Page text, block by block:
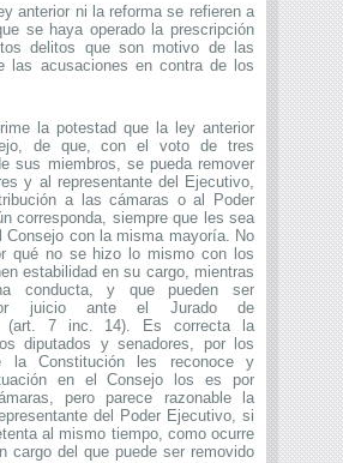
ni la reforma se refieren a
se haya operado la prescripción
delitos que son motivo de las
las acusaciones en contra de los
potestad que la ley anterior
de que, con el voto de tres
sus miembros, se pueda remover
y al representante del Ejecutivo,
a las cámaras o al Poder
corresponda, siempre que les sea
Consejo con la misma mayoría. No
qué no se hizo lo mismo con los
estabilidad en su cargo, mientras
conducta, y que pueden ser
juicio ante el Jurado de
(art. 7 inc. 14). Es correcta la
diputados y senadores, por los
la Constitución les reconoce y
en el Consejo los es por
pero parece razonable la
del Poder Ejecutivo, si
al mismo tiempo, como ocurre
cargo del que puede ser removido